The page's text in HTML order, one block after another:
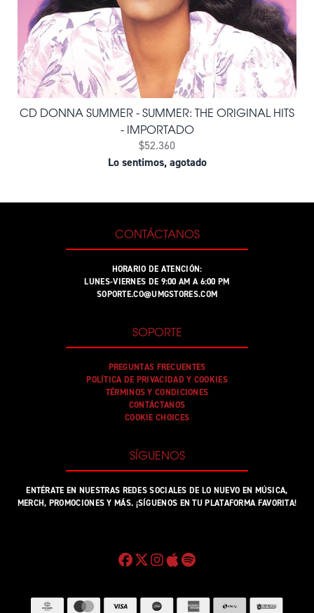
CD DONNA SUMMER - SUMMER: THE ORIGINAL HITS
- IMPORTADO
$52.360
Lo sentimos, agotado
CONTÁCTANOS
HORARIO DE ATENCIÓN:
LUNES-VIERNES DE 9:00 AM A 6:00 PM
SOPORTE.CO@UMGSTORES.COM
SOPORTE
PREGUNTAS FRECUENTES
POLÍTICA DE PRIVACIDAD Y COOKIES
TÉRMINOS Y CONDICIONES
CONTÁCTANOS
COOKIE CHOICES
SÍGUENOS
ENTÉRATE EN NUESTRAS REDES SOCIALES DE LO NUEVO EN MÚSICA,
MERCH, PROMOCIONES Y MÁS. ¡SÍGUENOS EN TU PLATAFORMA FAVORITA!